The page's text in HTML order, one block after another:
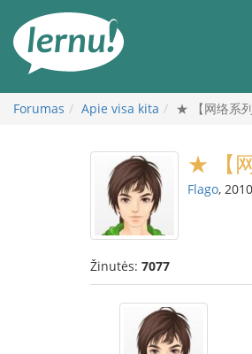
turinį
Forumas Apie visa kita ★ 【网络系
★ 【
Flago,
Žinutės: 7077